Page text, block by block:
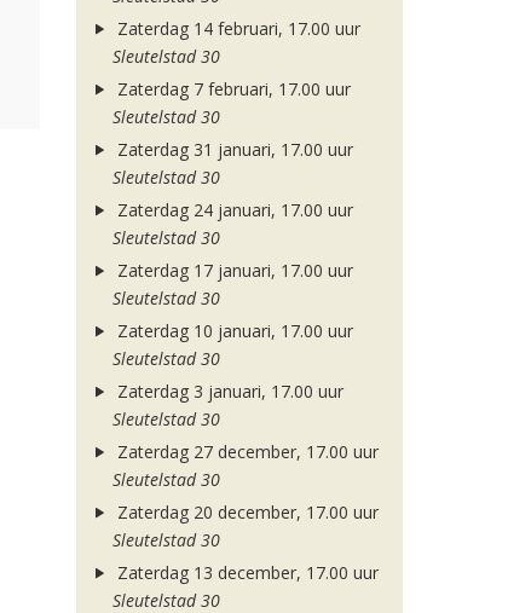
Zaterdag 14 februari, 17.00 uur
Sleutelstad 30
Zaterdag 7 februari, 17.00 uur
Sleutelstad 30
Zaterdag 31 januari, 17.00 uur
Sleutelstad 30
Zaterdag 24 januari, 17.00 uur
Sleutelstad 30
Zaterdag 17 januari, 17.00 uur
Sleutelstad 30
Zaterdag 10 januari, 17.00 uur
Sleutelstad 30
Zaterdag 3 januari, 17.00 uur
Sleutelstad 30
Zaterdag 27 december, 17.00 uur
Sleutelstad 30
Zaterdag 20 december, 17.00 uur
Sleutelstad 30
Zaterdag 13 december, 17.00 uur
Sleutelstad 30